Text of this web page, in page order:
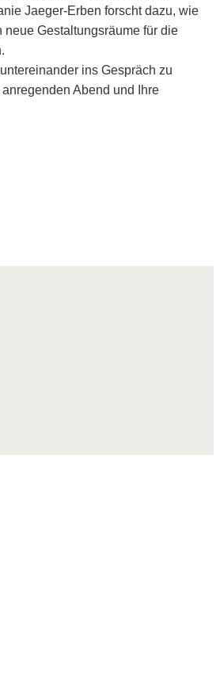
Jaeger-Erben forscht dazu, wie
Gestaltungsräume für die
ins Gespräch zu
Abend und Ihre